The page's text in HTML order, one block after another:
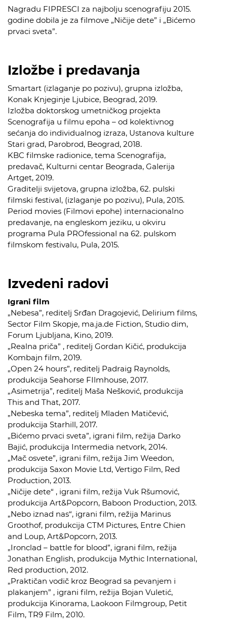
Nagradu FIPRESCI za najbolju scenografiju 2015.
godine dobila je za filmove „Ničije dete” i „Bićemo
prvaci sveta”.
Izložbe i predavanja
Smartart (izlaganje po pozivu), grupna izložba,
Konak Knjeginje Ljubice, Beograd, 2019.
Izložba doktorskog umetničkog projekta
Scenografija u filmu epoha – od kolektivnog
sećanja do individualnog izraza, Ustanova kulture
Stari grad, Parobrod, Beograd, 2018.
KBC filmske radionice, tema Scenografija,
predavač, Kulturni centar Beograda, Galerija
Artget, 2019.
Graditelji svijetova, grupna izložba, 62. pulski
filmski festival, (izlaganje po pozivu), Pula, 2015.
Period movies (Filmovi epohe) internacionalno
predavanje, na engleskom jeziku, u okviru
programa Pula PROfessional na 62. pulskom
filmskom festivalu, Pula, 2015.
Izvedeni radovi
Igrani film
„Nebesa”, reditelj Srđan Dragojević, Delirium films,
Sector Film Skopje, ma.ja.de Fiction, Studio dim,
Forum Ljubljana, Kino, 2019.
„Realna priča” , reditelj Gordan Kičić, produkcija
Kombajn film, 2019.
„Open 24 hours”, reditelj Padraig Raynolds,
produkcija Seahorse FIlmhouse, 2017.
„Asimetrija”, reditelj Maša Nešković, produkcija
This and That, 2017.
„Nebeska tema”, reditelj Mladen Matičević,
produkcija Starhill, 2017.
„Bićemo prvaci sveta”, igrani film, režija Darko
Bajić, produkcija Intermedia netvork, 2014.
„Mač osvete”, igrani film, režija Jim Weedon,
produkcija Saxon Movie Ltd, Vertigo Film, Red
Production, 2013.
„Ničije dete“ , igrani film, režija Vuk Ršumović,
produkcija Art&Popcorn, Baboon Production, 2013.
„Nebo iznad nas“, igrani film, režija Marinus
Groothof, produkcija CTM Pictures, Entre Chien
and Loup, Art&Popcorn, 2013.
„Ironclad – battle for blood”, igrani film, režija
Jonathan English, produkcija Mythic International,
Red production, 2012.
„Praktičan vodič kroz Beograd sa pevanjem i
plakanjem” , igrani film, režija Bojan Vuletić,
produkcija Kinorama, Laokoon Filmgroup, Petit
Film, TR9 Film, 2010.